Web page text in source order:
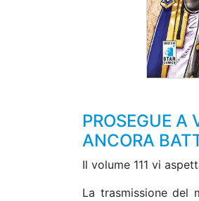
PROSEGUE A
ANCORA
Il volume 111 vi
La trasmissione del